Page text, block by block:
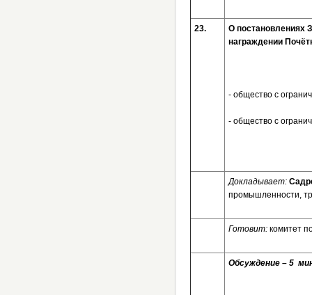
23.
О
награждении
- общество с
- общество с
Докладывает:
промышленности,
Готовит: комитет
Обсуждение – 5